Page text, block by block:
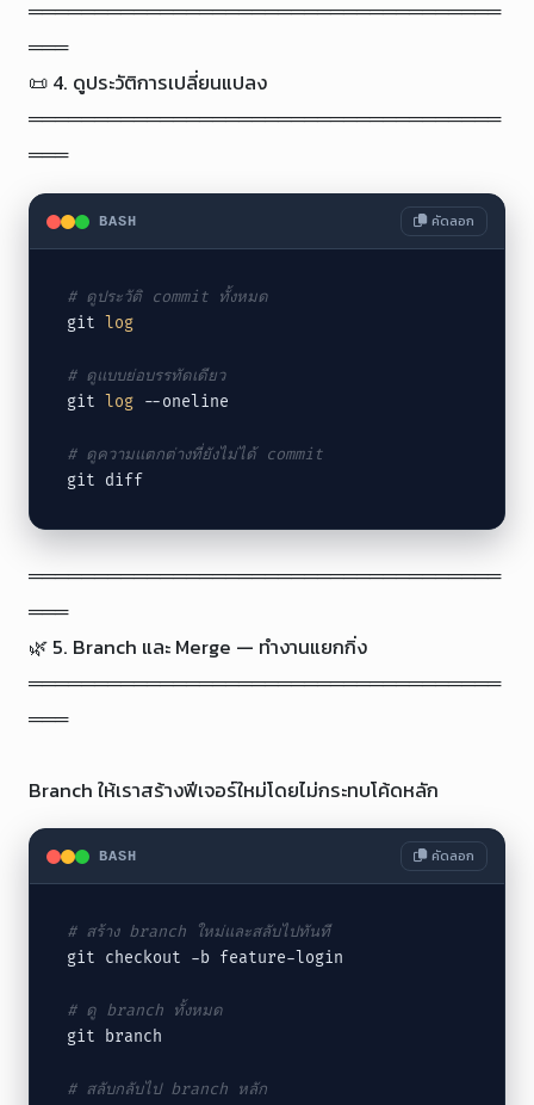
════════════════════════════════════
═══
📜 4. ดูประวัติการเปลี่ยนแปลง
════════════════════════════════════
═══
BASH คัดลอก
# ดูประวัติ commit ทั้งหมด
git
log
# ดูแบบย่อบรรทัดเดียว
git
log --oneline
# ดูความแตกต่างที่ยังไม่ได้ commit
git diff
════════════════════════════════════
═══
🌿 5. Branch และ Merge — ทำงานแยกกิ่ง
════════════════════════════════════
═══
Branch ให้เราสร้างฟีเจอร์ใหม่โดยไม่กระทบโค้ดหลัก
BASH คัดลอก
# สร้าง branch ใหม่และสลับไปทันที
git checkout -b feature-login
# ดู branch ทั้งหมด
git branch
# สลับกลับไป branch หลัก